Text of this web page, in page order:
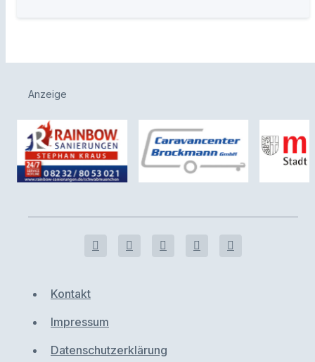
Anzeige
Kontakt
Impressum
Datenschutzerklärung